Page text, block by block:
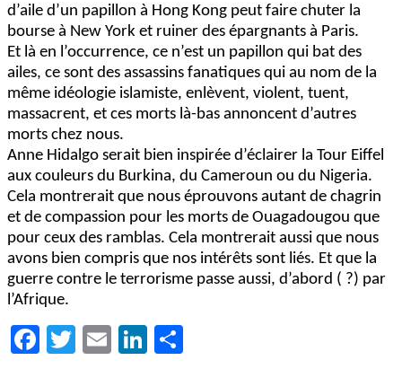
d’aile d’un papillon à Hong Kong peut faire chuter la
bourse à New York et ruiner des épargnants à Paris.
Et là en l’occurrence, ce n’est un papillon qui bat des
ailes, ce sont des assassins fanatiques qui au nom de la
même idéologie islamiste, enlèvent, violent, tuent,
massacrent, et ces morts là-bas annoncent d’autres
morts chez nous.
Anne Hidalgo serait bien inspirée d’éclairer la Tour Eiffel
aux couleurs du Burkina, du Cameroun ou du Nigeria.
Cela montrerait que nous éprouvons autant de chagrin
et de compassion pour les morts de Ouagadougou que
pour ceux des ramblas. Cela montrerait aussi que nous
avons bien compris que nos intérêts sont liés. Et que la
guerre contre le terrorisme passe aussi, d’abord ( ?) par
l’Afrique.
Facebook
Twitter
EmailLinkedIn